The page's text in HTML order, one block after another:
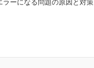
ーになる問題の原因と対策